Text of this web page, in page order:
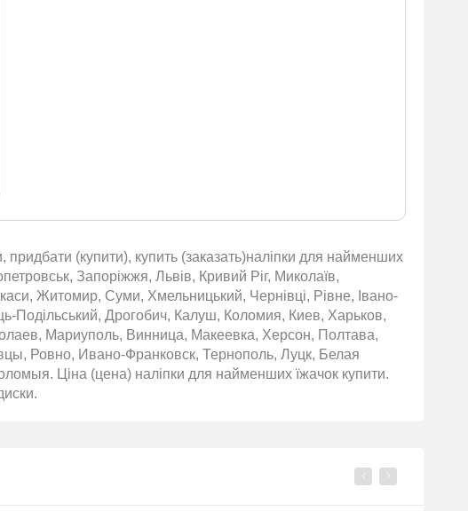
придбати (купити), купить (заказать)наліпки для найменших
Запоріжжя, Львів, Кривий Ріг, Миколаїв,
Житомир, Суми, Хмельницький, Чернівці, Рівне, Івано-
Подільський, Дрогобич, Калуш, Коломия, Киев, Харьков,
Мариуполь, Винница, Макеевка, Херсон, Полтава,
Ровно, Ивано-Франковск, Тернополь, Луцк, Белая
Ціна (цена) наліпки для найменших їжачок купити.